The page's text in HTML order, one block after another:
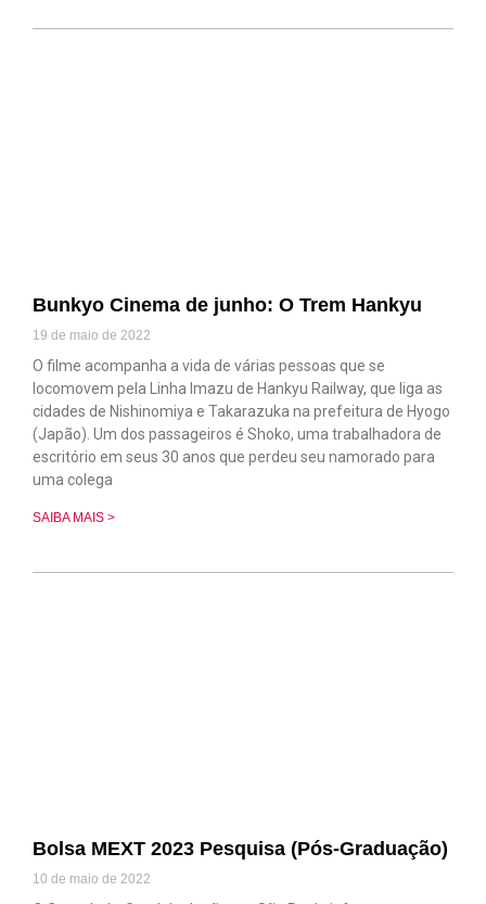
Bunkyo Cinema de junho: O Trem Hankyu
19 de maio de 2022
O filme acompanha a vida de várias pessoas que se
locomovem pela Linha Imazu de Hankyu Railway, que liga as
cidades de Nishinomiya e Takarazuka na prefeitura de Hyogo
(Japão). Um dos passageiros é Shoko, uma trabalhadora de
escritório em seus 30 anos que perdeu seu namorado para
uma colega
SAIBA MAIS >
Bolsa MEXT 2023 Pesquisa (Pós-Graduação)
10 de maio de 2022